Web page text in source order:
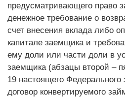
предусматривающего право
денежное требование о
счет внесения вклада либо
капитале заемщика и
ему доли или части доли в
заемщика (абзацы второй –
19 настоящего Федерального
договор конвертируемого